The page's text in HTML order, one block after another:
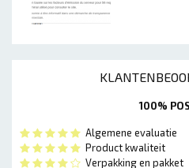
100%
Algemene evaluatie
Product kwaliteit
Verpakking en pakket